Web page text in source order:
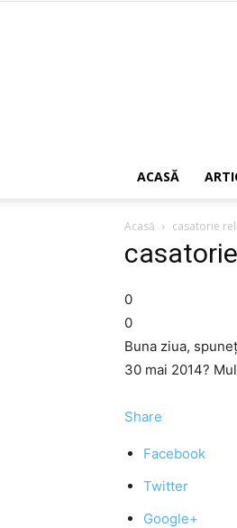
ACASĂ
Acasă casatorie
0
0
Buna ziua,
30 mai 2014?
Share
Facebook
Twitter
Google+